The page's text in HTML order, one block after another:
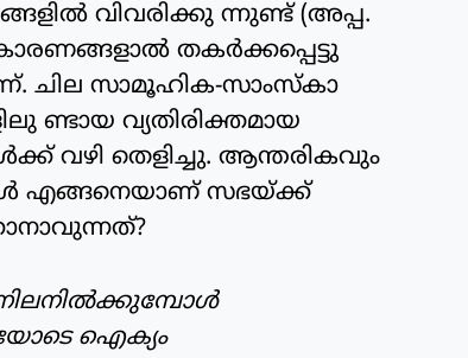
വിവരിക്കു ന്നുണ്ട് (അപ്പ.
തകര്‍ക്കപ്പെട്ടു
ചില സാമൂഹിക-സാംസ്‌കാ
ണ്ടായ വ്യതിരിക്തമായ
വഴി തെളിച്ചു. ആന്തരികവും
എങ്ങനെയാണ് സഭയ്ക്ക്
ഐക്യം